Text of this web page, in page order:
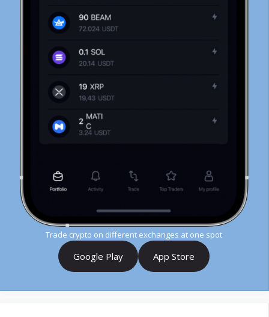
Trade crypto on different exchanges at one spot
Google Play App Store